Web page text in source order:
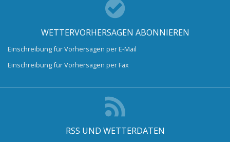
WETTERVORHERSAGEN ABONNIEREN
Einschreibung für Vorhersagen per E-Mail
Einschreibung für Vorhersagen per Fax
RSS UND WETTERDATEN